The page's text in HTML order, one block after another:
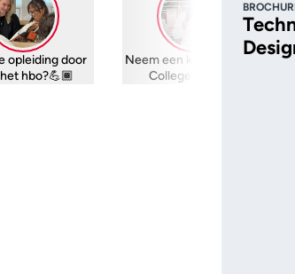
opleiding door
hbo?💪🏾
Neem een kijkje bij MBO
College West 💯